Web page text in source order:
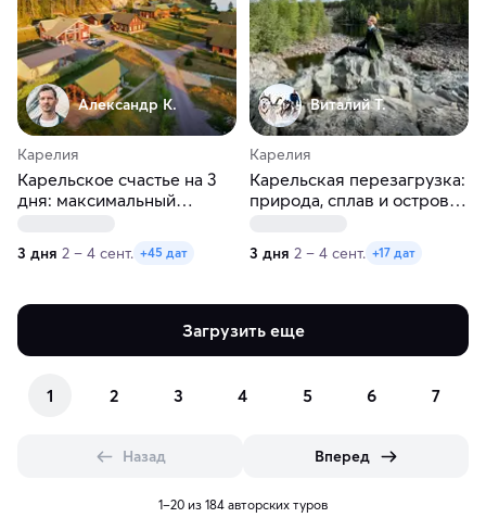
Александр К.
Карелия
Карельское счастье на 3
дня: максимальный
3 дня 2 – 4 сент. +45 дат
Виталий Т.
Карелия
Карельская перезагрузка:
природа, сплав и остров
3 дня 2 – 4 сент. +17 дат
Загрузить еще
1 2 3 4 5 6 7
Назад Вперед
1–20 из 184 авторских туров